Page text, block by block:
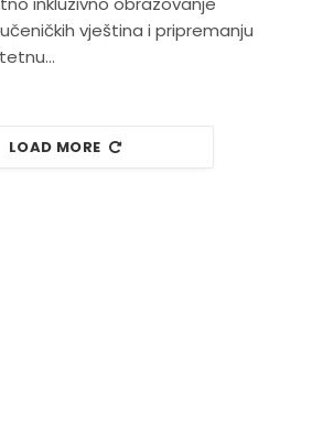
vještina i pripremanju
LOAD MORE